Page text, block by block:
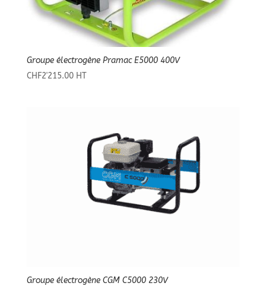
Groupe électrogène Pramac E5000 400V
CHF2'215.00 HT
Groupe électrogène CGM C5000 230V